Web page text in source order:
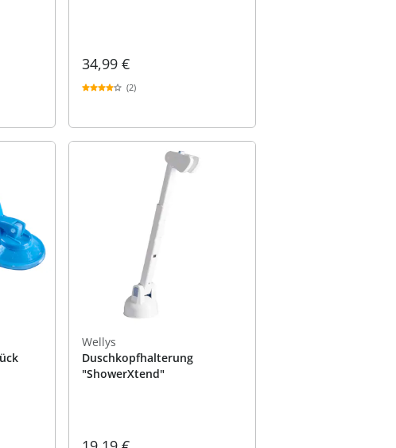
34,99 €
(2)
Wellys
Duschkopfhalterung
"ShowerXtend"